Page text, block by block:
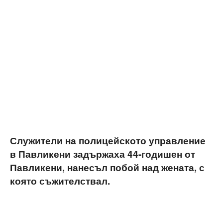
Служители на полицейското управление
в Павликени задържаха 44-годишен от
Павликени, нанесъл побой над жената, с
която съжителствал.